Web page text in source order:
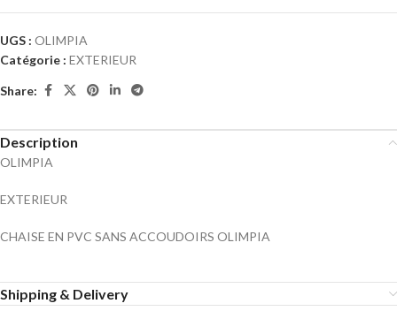
UGS : OLIMPIA
Catégorie : EXTERIEUR
Share:
Description
OLIMPIA
EXTERIEUR
CHAISE EN PVC SANS ACCOUDOIRS OLIMPIA
Shipping & Delivery